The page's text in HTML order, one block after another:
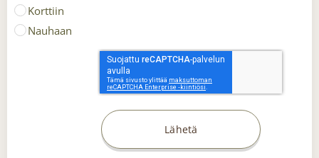
Korttiin
Nauhaan
Lähetä